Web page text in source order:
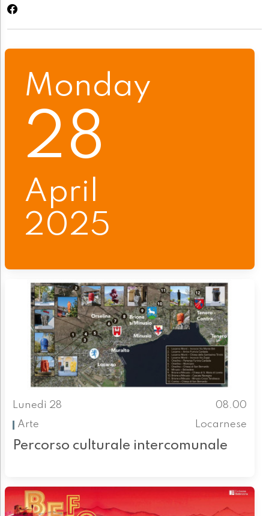
Monday
28
April
2025
Lunedì 28
08.00
Arte
Locarnese
Percorso culturale intercomunale